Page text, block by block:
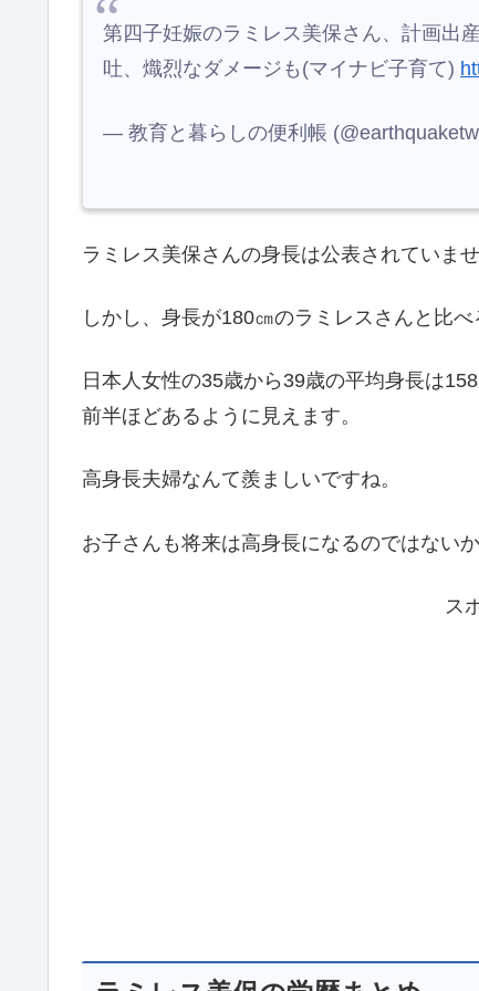
第四子妊娠のラミレス美保さん、計画出
吐、熾烈なダメージも(マイナビ子育て)
— 教育と暮らしの便利帳
ラミレス美保さんの身長は公表されていませ
しかし、身長が180㎝のラミレスさんと比
日本人女性の35歳から39歳の平均身長は
前半ほどあるように見えます。
高身長夫婦なんて羨ましいですね。
お子さんも将来は高身長になるのではない
ス